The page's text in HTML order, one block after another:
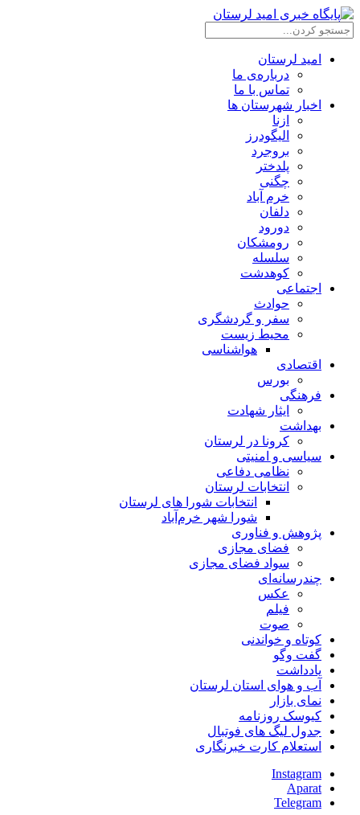
امید لرستان
درباره‌ی ما
تماس با ما
اخبار شهرستان ها
ازنا
الیگودرز
بروجرد
پلدختر
چگنی
خرم آباد
دلفان
دورود
رومشکان
سلسله
کوهدشت
اجتماعی
حوادث
سفر و گردشگری
محیط زیست
هواشناسی
اقتصادی
بورس
فرهنگی
ایثار شهادت
بهداشت
کرونا در لرستان
سیاسی و امنیتی
نظامی دفاعی
انتخابات لرستان
انتخابات شورا های لرستان
شورا شهر خرم‌آباد
پژوهش و فناوری
فضای مجازی
سواد فضای مجازی
چندرسانه‌ای
عكس
فیلم
صوت
کوتاه و خواندنی
گفت وگو
یادداشت
آب و هوای استان لرستان
نمای بازار
کیوسک روزنامه
جدول لیگ های فوتبال
استعلام کارت خبرنگاری
Instagram
Aparat
Telegram